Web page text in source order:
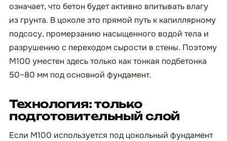
означает, что бетон будет активно впитывать влагу
из грунта. В цоколе это прямой путь к капиллярному
подсосу, промерзанию насыщенного водой тела и
разрушению с переходом сырости в стены. Поэтому
М100 уместен здесь только как тонкая подбетонка
50–80 мм под основной фундамент.
Технология: только
подготовительный слой
Если М100 используется под цокольный фундамент